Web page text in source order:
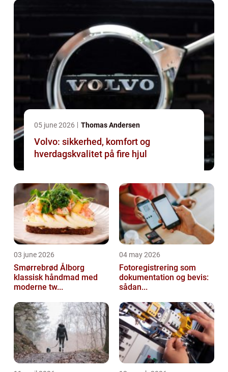
05 june 2026 Thomas Andersen
Volvo: sikkerhed, komfort og
hverdagskvalitet på fire hjul
03 june 2026
Smørrebrød Ålborg
klassisk håndmad med
moderne tw...
04 may 2026
Fotoregistrering som
dokumentation og bevis:
sådan...